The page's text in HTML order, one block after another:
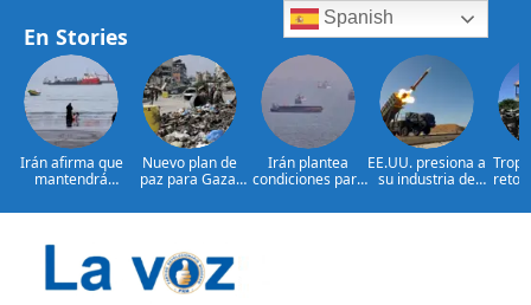
En Stories
Irán afirma que
mantendrá
Ormuz hasta que
Nuevo plan de
paz para Gaza:
UU. a Israel?
Irán plantea
condiciones para
estrecho de
EE.UU. presiona a
su industria de
armamento
Spanish